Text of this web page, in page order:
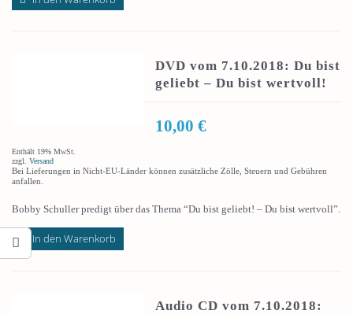
DVD vom 7.10.2018: Du bist
geliebt – Du bist wertvoll!
10,00€
Enthält 19% MwSt.
zzgl. Versand
Bei Lieferungen in Nicht-EU-Länder können zusätzliche Zölle, Steuern und Gebühren
anfallen.
Bobby Schuller predigt über das Thema “Du bist geliebt! – Du bist wertvoll”.
In den Warenkorb
Audio CD vom 7.10.2018: